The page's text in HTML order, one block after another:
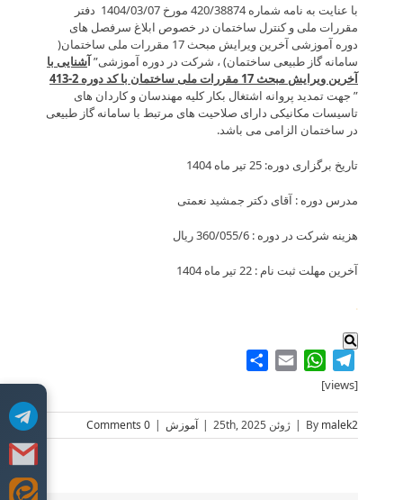
با عنایت به نامه شماره 420/38874 مورخ 1404/03/07 دفتر
مقررات ملی و کنترل ساختمان در خصوص ابلاغ سرفصل های
دوره آموزشی آخرین ویرایش مبحث 17 مقررات ملی ساختمان(
سامانه گاز طبیعی ساختمان) ، شرکت در دوره آموزشی”آشنایی با
آخرین ویرایش مبحث 17 مقررات ملی ساختمان با کد دوره 2-413
” جهت تمدید پروانه اشتغال بکار کلیه مهندسان و کاردان های
تاسیسات مکانیکی دارای صلاحیت های مرتبط با سامانه گاز طبیعی
در ساختمان الزامی می باشد.
تاریخ برگزاری دوره: 25 تیر ماه 1404
مدرس دوره : آقای دکتر جمشید نعمتی
هزینه شرکت در دوره : 360/055/6 ریال
آخرین مهلت ثبت نام : 22 تیر ماه 1404
.
Telegram
WhatsApp
Email
[views]
By malek2
| ژوئن 25th, 2025 | آموزش |
0 Comments